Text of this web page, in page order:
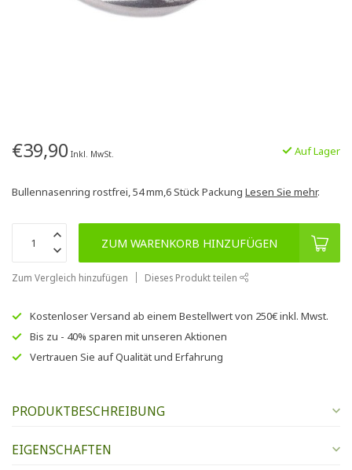
€39,90 Inkl. MwSt. Auf Lager
Bullennasenring rostfrei, 54 mm,6 Stück Packung Lesen Sie mehr.
ZUM WARENKORB HINZUFÜGEN
Zum Vergleich hinzufügen Dieses Produkt teilen
Kostenloser Versand ab einem Bestellwert von 250€inkl. Mwst.
Bis zu - 40% sparen mit unseren Aktionen
Vertrauen Sie aufQualität und Erfahrung
PRODUKTBESCHREIBUNG
EIGENSCHAFTEN